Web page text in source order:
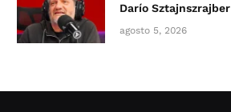
Darío Sztajnszrajber
agosto 5, 2026